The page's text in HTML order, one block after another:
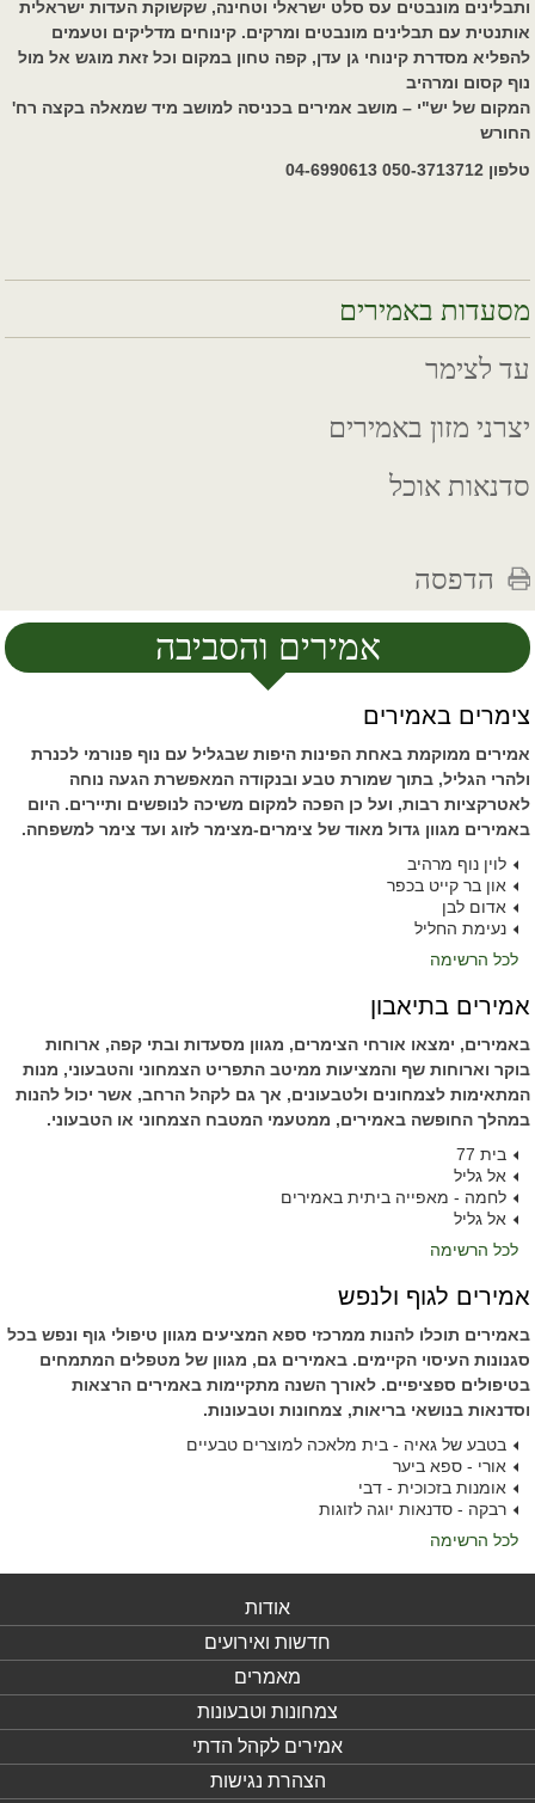
ותבלינים מונבטים עס סלט ישראלי וטחינה, שקשוקת העדות ישראלית
אותנטית עם תבלינים מונבטים ומרקים. קינוחים מדליקים וטעמים
להפליא מסדרת קינוחי גן עדן, קפה טחון במקום וכל זאת מוגש אל מול
נוף קסום ומרהיב
המקום של יש"י – מושב אמירים בכניסה למושב מיד שמאלה בקצה רח'
החורש
טלפון 050-3713712 04-6990613
מסעדות באמירים
עד לצימר
יצרני מזון באמירים
סדנאות אוכל
הדפסה
אמירים והסביבה
צימרים באמירים
אמירים ממוקמת באחת הפינות היפות שבגליל עם נוף פנורמי לכנרת
ולהרי הגליל, בתוך שמורת טבע ובנקודה המאפשרת הגעה נוחה
לאטרקציות רבות, ועל כן הפכה למקום משיכה לנופשים ותיירים. היום
באמירים מגוון גדול מאוד של צימרים-מצימר לזוג ועד צימר למשפחה.
לוין נוף מרהיב
און בר קייט בכפר
אדום לבן
נעימת החליל
לכל הרשימה
אמירים בתיאבון
באמירים, ימצאו אורחי הצימרים, מגוון מסעדות ובתי קפה, ארוחות
בוקר וארוחות שף והמציעות ממיטב התפריט הצמחוני והטבעוני, מנות
המתאימות לצמחונים ולטבעונים, אך גם לקהל הרחב, אשר יכול להנות
במהלך החופשה באמירים, ממטעמי המטבח הצמחוני או הטבעוני.
בית 77
אל גליל
לחמה - מאפייה ביתית באמירים
אל גליל
לכל הרשימה
אמירים לגוף ולנפש
באמירים תוכלו להנות ממרכזי ספא המציעים מגוון טיפולי גוף ונפש בכל
סגנונות העיסוי הקיימים. באמירים גם, מגוון של מטפלים המתמחים
בטיפולים ספציפיים. לאורך השנה מתקיימות באמירים הרצאות
וסדנאות בנושאי בריאות, צמחונות וטבעונות.
בטבע של גאיה - בית מלאכה למוצרים טבעיים
אורי - ספא ביער
אומנות בזכוכית - דבי
רבקה - סדנאות יוגה לזוגות
לכל הרשימה
אודות
חדשות ואירועים
מאמרים
צמחונות וטבעונות
אמירים לקהל הדתי
הצהרת נגישות